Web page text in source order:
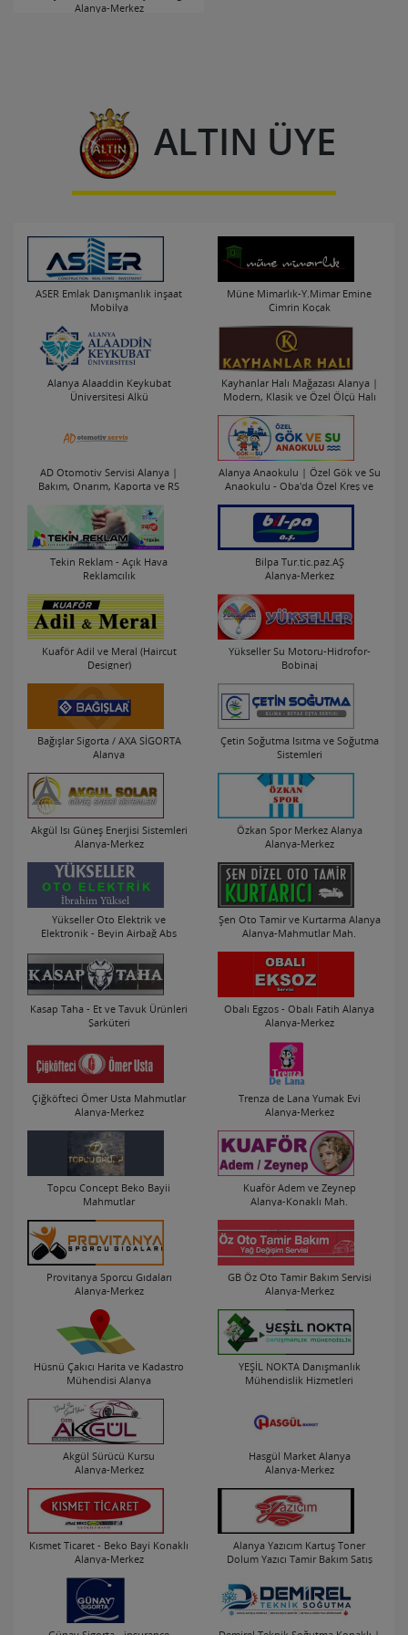
Alanya-Merkez
ALTIN ÜYE
ASER Emlak Danışmanlık inşaat
Mobilya
Müne Mimarlık-Y.Mimar Emine
Cimrin Koçak
Alanya Alaaddin Keykubat
Üniversitesi Alkü
Kayhanlar Halı Mağazası Alanya |
Modern, Klasik ve Özel Ölçü Halı
AD Otomotiv Servisi Alanya |
Bakım, Onarım, Kaporta ve RS
Alanya-Cikcilli Mah.
Alanya Anaokulu | Özel Gök ve Su
Anaokulu - Oba'da Özel Kreş ve
Alanya-Oba Mah.
Tekin Reklam - Açık Hava
Reklamcılık
Bilpa Tur.tic.paz.AŞ
Alanya-Merkez
Kuaför Adil ve Meral (Haircut
Designer)
Yükseller Su Motoru-Hidrofor-
Bobinaj
Bağışlar Sigorta / AXA SİGORTA
Alanya
Çetin Soğutma Isıtma ve Soğutma
Sistemleri
Akgül Isı Güneş Enerjisi Sistemleri
Alanya-Merkez
Özkan Spor Merkez Alanya
Alanya-Merkez
Yükseller Oto Elektrik ve
Elektronik - Beyin Airbağ Abs
Alanya-Merkez
Şen Oto Tamir ve Kurtarma Alanya
Alanya-Mahmutlar Mah.
Kasap Taha - Et ve Tavuk Ürünleri
Şarküteri
Obalı Egzos - Obalı Fatih Alanya
Alanya-Merkez
Çiğköfteci Ömer Usta Mahmutlar
Alanya-Merkez
Trenza de Lana Yumak Evi
Alanya-Merkez
Topcu Concept Beko Bayii
Mahmutlar
Kuaför Adem ve Zeynep
Alanya-Konaklı Mah.
Provitanya Sporcu Gıdaları
Alanya-Merkez
GB Öz Oto Tamir Bakım Servisi
Alanya-Merkez
Hüsnü Çakıcı Harita ve Kadastro
Mühendisi Alanya
YEŞİL NOKTA Danışmanlık
Mühendislik Hizmetleri
Akgül Sürücü Kursu
Alanya-Merkez
Hasgül Market Alanya
Alanya-Merkez
Kısmet Ticaret - Beko Bayi Konaklı
Alanya-Merkez
Alanya Yazıcım Kartuş Toner
Dolum Yazıcı Tamir Bakım Satış
Alanya-Merkez